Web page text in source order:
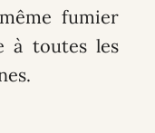
fumier
à toutes les